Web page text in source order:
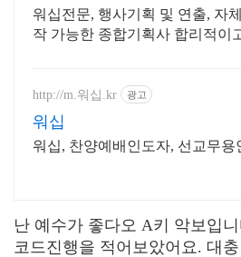
일 배송 및 수령가능!!
워십전문, 행사기획 및 연출, 자
작 가능한 종합기획사 합리적이
http://m.워십.kr 광고
워십
워십, 찬양예배인도자, 선교무용
난 예수가 좋다오 A키 악보입
코드진행을 적어보았어요. 대